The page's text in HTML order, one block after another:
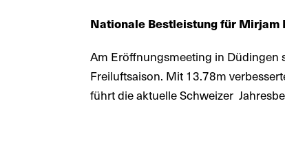
Nationale Bestleistung für Mirjam
Am Eröffnungsmeeting in
Freiluftsaison. Mit 13.78m
führt die aktuelle Schweizer